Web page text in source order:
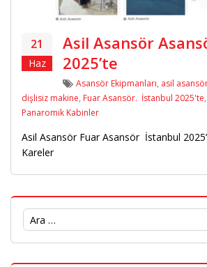
21
Haz
Asil Asansör
2025’te
Etiketler
Asansör Ekipmanları, asil
dişlisiz makine, Fuar Asansör. İstanbul 2025'te,
Panaromik Kabinler
Asil Asansör Fuar Asansör İstanbul
Kareler
Arama: